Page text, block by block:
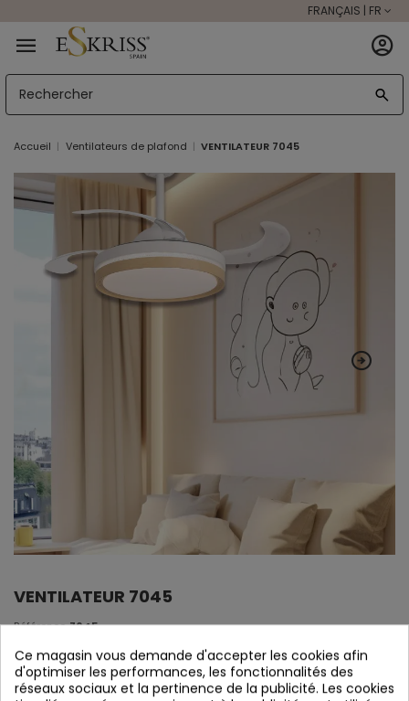
FRANÇAIS | FR
Accueil Ventilateurs de plafond VENTILATEUR 7045
VENTILATEUR 7045
Référence 7045
En stock
Ce magasin vous demande d'accepter les cookies afin
d'optimiser les performances, les fonctionnalités des
réseaux sociaux et la pertinence de la publicité. Les cookies